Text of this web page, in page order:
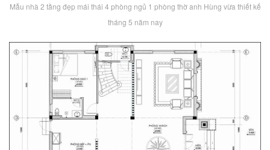
Mẫu nhà 2 tầng đẹp mái thái 4 phòng ngủ 1 phòng thờ anh Hùng vừa thiết kế
tháng 5 năm nay